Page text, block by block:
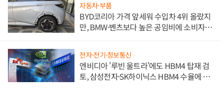
자동차·부품
BYD코리아 가격 앞세워 수입차 4위 올랐지
만, BMW·벤츠보다 높은 공임비에 소비자
전자·전기·정보통신
엔비디아 '루빈 울트라'에도 HBM4 탑재 검
토, 삼성전자·SK하이닉스 HBM4 수율에 주